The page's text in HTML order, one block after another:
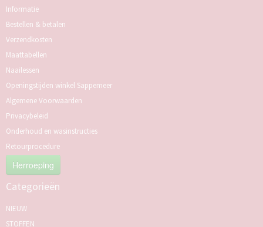
Informatie
Bestellen & betalen
Verzendkosten
Maattabellen
Naailessen
Openingstijden winkel Sappemeer
Algemene Voorwaarden
Privacybeleid
Onderhoud en wasinstructies
Retourprocedure
Herroeping
Categorieën
NIEUW
STOFFEN